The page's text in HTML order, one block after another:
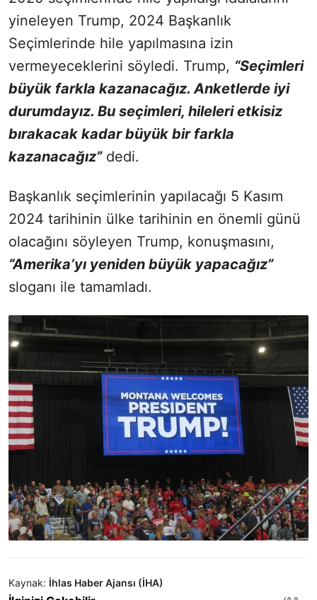
yineleyen Trump, 2024 Başkanlık
Seçimlerinde hile yapılmasına izin
vermeyeceklerini söyledi. Trump, “Seçimleri
büyük farkla kazanacağız. Anketlerde iyi
durumdayız. Bu seçimleri, hileleri etkisiz
bırakacak kadar büyük bir farkla
kazanacağız”dedi.
Başkanlık seçimlerinin yapılacağı 5 Kasım
2024 tarihinin ülke tarihinin en önemli günü
olacağını söyleyen Trump, konuşmasını,
“Amerika’yı yeniden büyük yapacağız”
sloganı ile tamamladı.
Kaynak: İhlas Haber Ajansı (İHA)